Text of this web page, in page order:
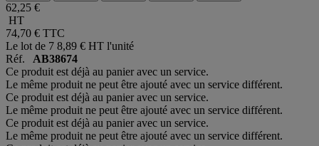
62,25 €
HT
74,70 € TTC
Le lot de 7 8,89 € HT l'unité
Réf. AB38674
Ce produit est déjà au panier avec un service.
Le même produit ne peut être ajouté avec un service différent.
Ce produit est déjà au panier avec un service.
Le même produit ne peut être ajouté avec un service différent.
Ce produit est déjà au panier avec un service.
Le même produit ne peut être ajouté avec un service différent.